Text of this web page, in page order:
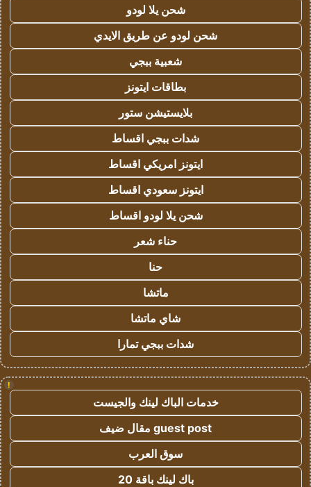
شحن يلا لودو
شحن لودو عن طريق الايدي
شعبية ببجي
بطاقات ايتونز
بلايستيشن ستور
شدات ببجي اقساط
ايتونز امريكي اقساط
ايتونز سعودي اقساط
شحن يلا لودو اقساط
حناء شعر
حنا
ماتشا
شاي ماتشا
شدات ببجي تمارا
!
خدمات الباك لينك والجيست
guest post مقال ضيف
سوق العرب
باك لينك باقة 20